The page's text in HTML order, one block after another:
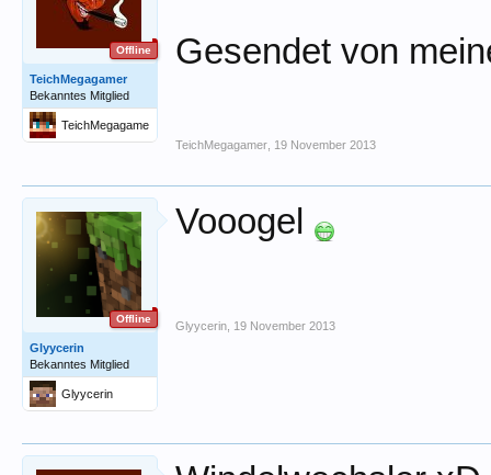
Offline
TeichMegagamer
Bekanntes Mitglied
TeichMegagame
r
Gesendet von
TeichMegagamer 19 November 2013
Offline
Glyycerin
Bekanntes Mitglied
Glyycerin
Vooogel
Glyycerin 19 November 2013